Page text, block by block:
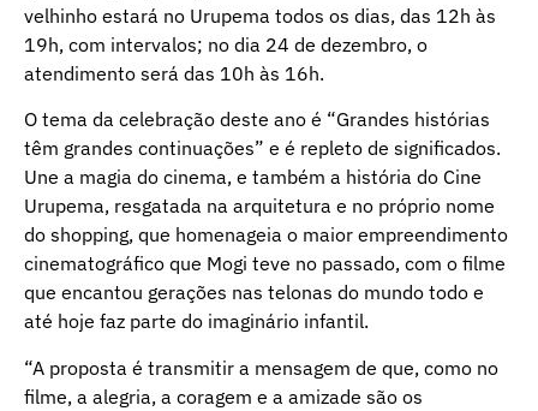
velhinho estará no Urupema todos os dias, das 12h às
19h, com intervalos; no dia 24 de dezembro, o
atendimento será das 10h às 16h.
O tema da celebração deste ano é “Grandes histórias
têm grandes continuações” e é repleto de significados.
Une a magia do cinema, e também a história do Cine
Urupema, resgatada na arquitetura e no próprio nome
do shopping, que homenageia o maior empreendimento
cinematográfico que Mogi teve no passado, com o filme
que encantou gerações nas telonas do mundo todo e
até hoje faz parte do imaginário infantil.
“A proposta é transmitir a mensagem de que, como no
filme, a alegria, a coragem e a amizade são os